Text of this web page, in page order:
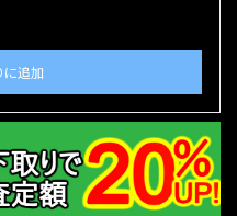
に追加